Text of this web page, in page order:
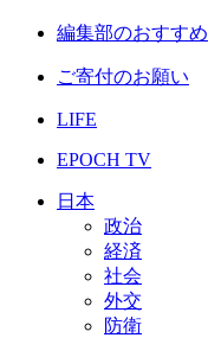
編集部のおすすめ
ご寄付のお願い
LIFE
EPOCH TV
日本
政治
経済
社会
外交
防衛